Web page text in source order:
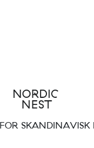
SKANDINAVISK